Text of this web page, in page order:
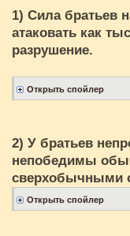
1) Сила братьев
атаковать как
разрушение.
2) У братьев
непобедимы
сверхобычными